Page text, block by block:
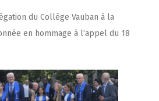
du Collège Vauban à la
en hommage à l’appel du 18